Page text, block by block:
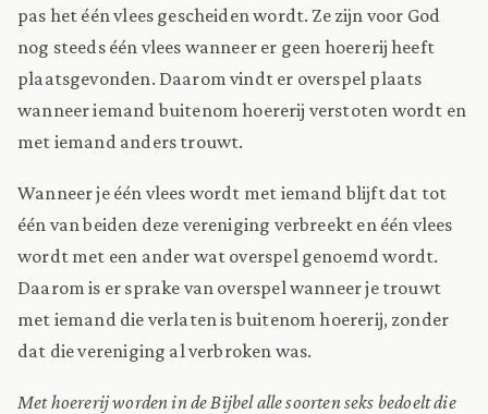
pas het één vlees gescheiden wordt. Ze zijn voor God
nog steeds één vlees wanneer er geen hoererij heeft
plaatsgevonden. Daarom vindt er overspel plaats
wanneer iemand buitenom hoererij verstoten wordt en
met iemand anders trouwt.
Wanneer je één vlees wordt met iemand blijft dat tot
één van beiden deze vereniging verbreekt en één vlees
wordt met een ander wat overspel genoemd wordt.
Daarom is er sprake van overspel wanneer je trouwt
met iemand die verlaten is buitenom hoererij, zonder
dat die vereniging al verbroken was.
Met hoererij worden in de Bijbel alle soorten seks bedoelt die